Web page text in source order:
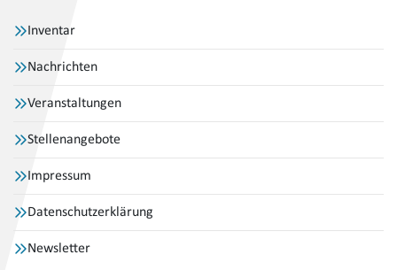
Inventar
Nachrichten
Veranstaltungen
Stellenangebote
Impressum
Datenschutzerklärung
Newsletter